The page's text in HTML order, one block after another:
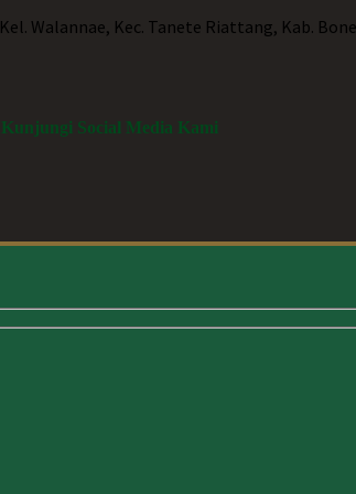
Walannae, Kec. Tanete Riattang, Kab.
Kunjungi Social Media Kami